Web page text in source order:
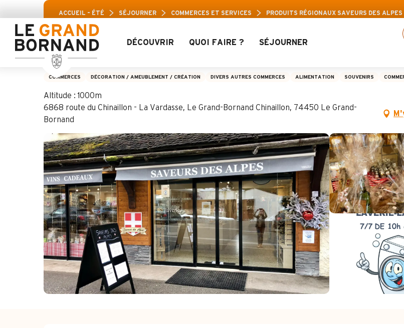
au
contenu
principal
Pass Loisirs Aravis : Jusqu’à 30% de réduction
DÉCOUVRIR QUOI FAIRE ? SÉJOURNER
ACCUEIL – ÉTÉ SÉJOURNER COMMERCES ET SERVICES PRODUITS RÉGIONAUX SAVEURS DES ALPES
Produits régionaux Saveurs des Alpes
COMMERCES DÉCORATION / AMEUBLEMENT / CRÉATION DIVERS AUTRES COMMERCES ALIMENTATION SOUVENIRS
Altitude : 1000m
6868 route du Chinaillon - La Vardasse, Le Grand-Bornand Chinaillon, 74450 Le Grand-
Bornand